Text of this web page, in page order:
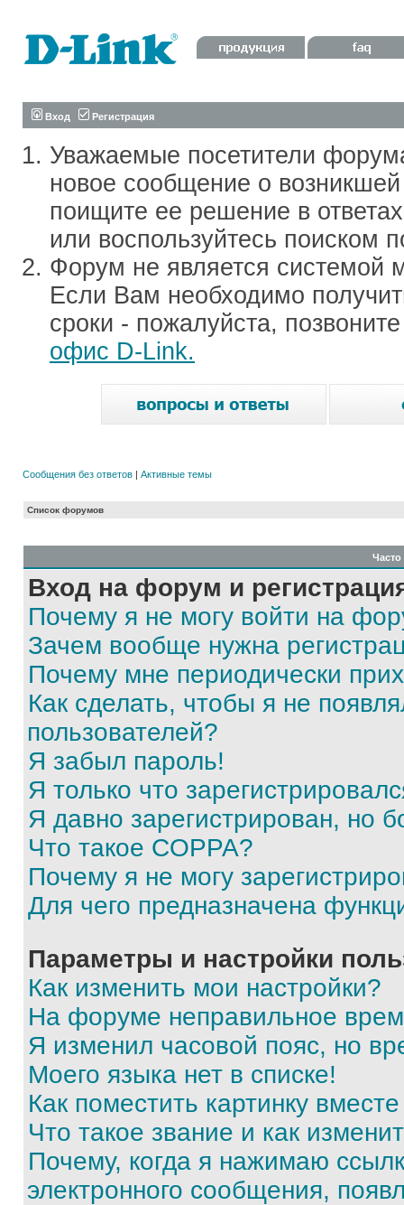
Вход Регистрация
Уважаемые посетители
новое сообщение о
поищите ее решение в
или воспользуйтесь поиском
Форум не является системой
Если Вам необходимо
сроки - пожалуйста,
офис D-Link.
Сообщения без ответов | Активные темы
Список форумов
Вход на форум и
Почему я не могу войти на
Зачем вообще нужна
Почему мне периодически
Как сделать, чтобы я не
пользователей?
Я забыл пароль!
Я только что
Я давно зарегистрирован, но
Что такое COPPA?
Почему я не могу
Для чего предназначена
Параметры и настройки
Как изменить мои настройки?
На форуме неправильное
Я изменил часовой пояс, но
Моего языка нет в списке!
Как поместить картинку
Что такое звание и как
Почему, когда я нажимаю
электронного сообщения,